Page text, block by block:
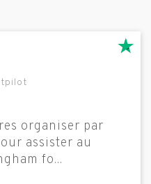
organiser par
assister au
fo...